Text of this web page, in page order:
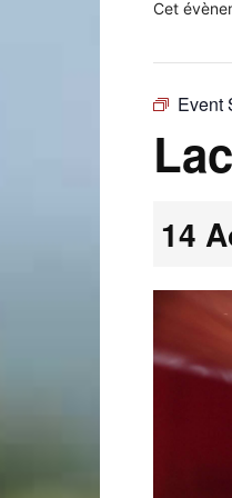
Laconnex
Cet
Event
14